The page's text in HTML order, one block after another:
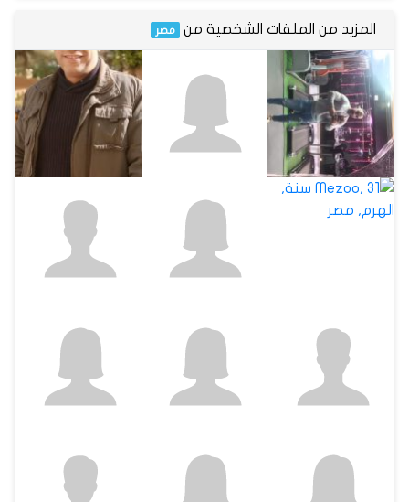
المزيد من الملفات الشخصية من مصر